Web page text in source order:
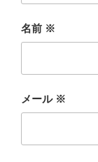
名前 ※
メール ※